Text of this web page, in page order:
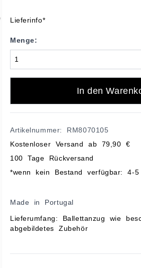
Lieferinfo*
Menge:
In den
Artikelnummer: RM8070105
Kostenloser Versand ab 79,90 €
100 Tage Rückversand
*wenn kein Bestand verfügbar: 4-5
Made in Portugal
Lieferumfang: Ballettanzug wie
abgebildetes Zubehör